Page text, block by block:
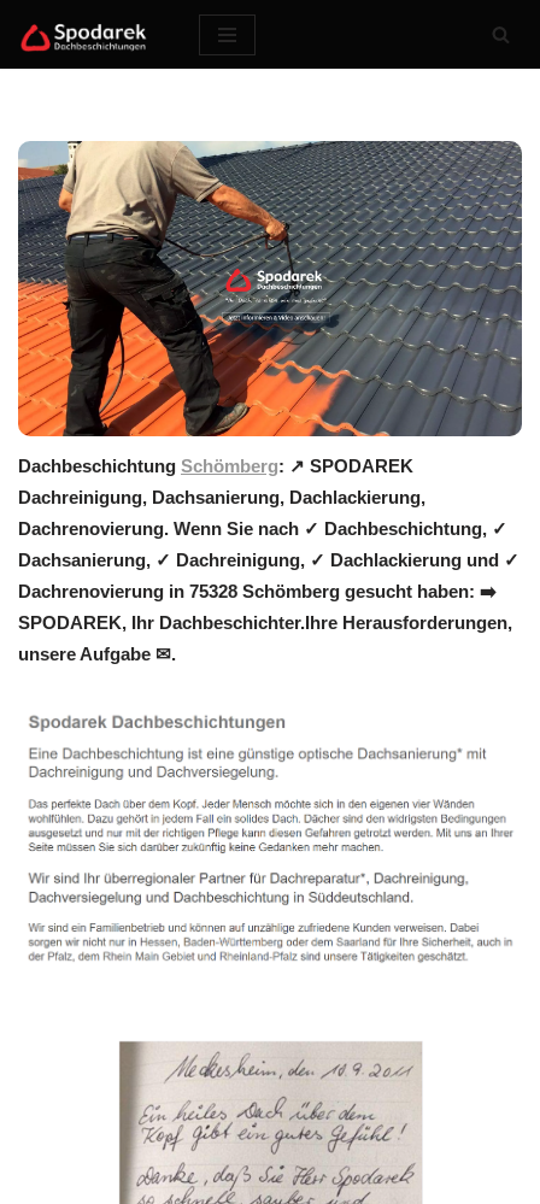
Zum
Dachbeschichtung Schömberg: ↗️ SPODAREK
Dachreinigung, Dachsanierung, Dachlackierung,
Dachrenovierung. Wenn Sie nach ✓ Dachbeschichtung, ✓
Dachsanierung, ✓ Dachreinigung, ✓ Dachlackierung und ✓
Dachrenovierung in 75328 Schömberg gesucht haben: ➡️
SPODAREK, Ihr Dachbeschichter.Ihre Herausforderungen,
unsere Aufgabe ✉.